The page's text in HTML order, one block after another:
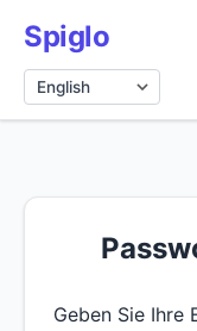
Spiglo
Sprache
Geben Sie Ihre